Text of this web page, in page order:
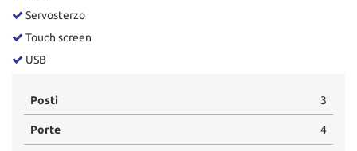
Servosterzo
Touch screen
USB
Posti 3
Porte 4
la
cookie
Salva
le